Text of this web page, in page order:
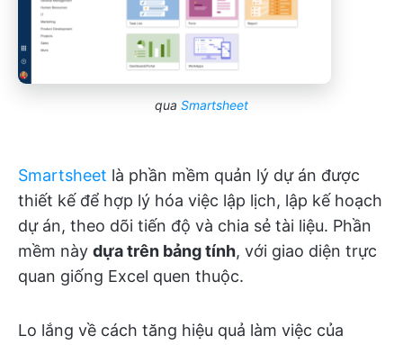
qua Smartsheet
Smartsheet là phần mềm quản lý dự án được
thiết kế để hợp lý hóa việc lập lịch, lập kế hoạch
dự án, theo dõi tiến độ và chia sẻ tài liệu. Phần
mềm này dựa trên bảng tính, với giao diện trực
quan giống Excel quen thuộc.
Lo lắng về cách tăng hiệu quả làm việc của